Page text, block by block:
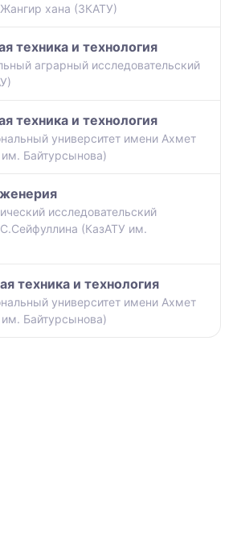
хана (ЗКАТУ)
техника и технология
аграрный исследовательский
техника и технология
университет имени Ахмет
Байтурсынова)
исследовательский
(КазАТУ им.
техника и технология
университет имени Ахмет
Байтурсынова)